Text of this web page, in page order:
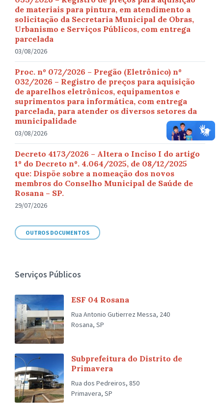
de materiais para pintura, em atendimento a
solicitação da Secretaria Municipal de Obras,
Urbanismo e Serviços Públicos, com entrega
parcelada
03/08/2026
Proc. nº 072/2026 – Pregão (Eletrônico) nº
032/2026 – Registro de preços para aquisição
de aparelhos eletrônicos, equipamentos e
suprimentos para informática, com entrega
parcelada, para atender os diversos setores da
municipalidade
03/08/2026
Decreto 4173/2026 – Altera o Inciso I do artigo
1º do Decreto nº. 4.064/2025, de 08/12/2025
que: Dispõe sobre a nomeação dos novos
membros do Conselho Municipal de Saúde de
Rosana – SP.
29/07/2026
OUTROS DOCUMENTOS
Serviços Públicos
ESF 04 Rosana
Rua Antonio Gutierrez Messa, 240
Rosana, SP
Subprefeitura do Distrito de
Primavera
Rua dos Pedreiros, 850
Primavera, SP